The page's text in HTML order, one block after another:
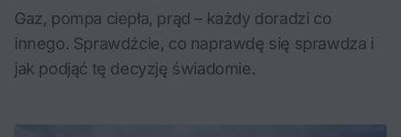
Gaz, pompa ciepła, prąd – każdy doradzi co
innego. Sprawdźcie, co naprawdę się sprawdza i
jak podjąć tę decyzję świadomie.